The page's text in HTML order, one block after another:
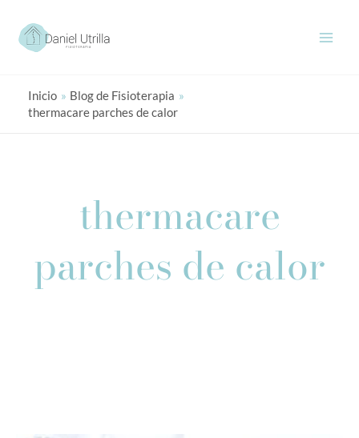
Inicio
Blog de Fisioterapia
thermacare parches de calor
thermacare
parches de calor